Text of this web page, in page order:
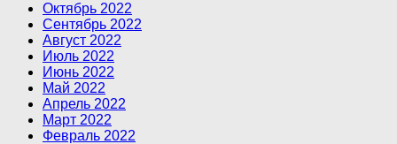
Октябрь 2022
Сентябрь 2022
Август 2022
Июль 2022
Июнь 2022
Май 2022
Апрель 2022
Март 2022
Февраль 2022